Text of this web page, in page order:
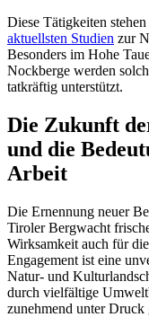
Diese Tätigkeiten
aktuellsten Studien zur
Besonders im Hohe
Nockberge werden
tatkräftig unterstützt.
Die Zukunft
und die
Arbeit
Die Ernennung neuer
Tiroler Bergwacht
Wirksamkeit auch für
Engagement ist eine
Natur- und
durch vielfältige
zunehmend unter Druck